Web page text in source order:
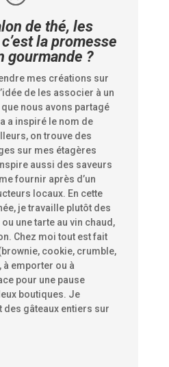
de thé, les
la promesse
gourmande ?
mes créations sur
de les associer à un
que nous avons partagé
a inspiré le nom de
on trouve des
sur mes étagères
aussi des saveurs
fournir après d’un
locaux. En cette
je travaille plutôt des
une tarte au vin chaud,
Chez moi tout est fait
cookie, crumble,
à emporter ou à
pour une pause
boutiques. Je
des gâteaux entiers sur